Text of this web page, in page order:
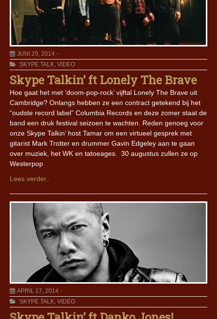
JUNI 29, 2014
SKYPE TALK, VIDEO
Skype Talkin’ ft Lonely The Brave
Hoe gaat het met ‘doom-pop-rock’ vijftal Lonely The Brave uit
Cambridge? Onlangs hebben ze een contract getekend bij het
“oudste record label” Columbia Records en deze zomer staat de
band een druk festival seizoen te wachten. Reden genoeg voor
onze Skype Talkin’ host Tamar om een virtueel gesprek met
gitarist Mark Trotter en drummer Gavin Edgeley aan te gaan
over muziek, het WK en tatoeages. 30 augustus zullen ze op
Westerpop
Lees verder..
APRIL 17, 2014
SKYPE TALK, VIDEO